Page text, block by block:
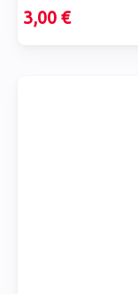
3,00 €